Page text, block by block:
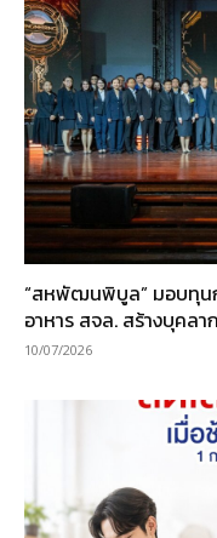
“สหพัฒนพิบูล” มอบทุน
อาหาร สจล. สร้างบุคล
10/07/2026